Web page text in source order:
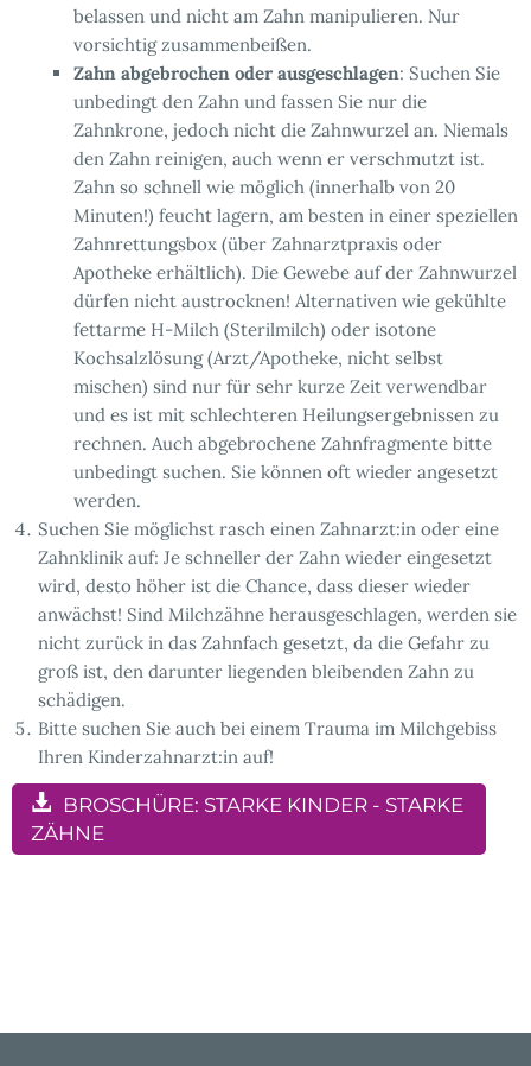
belassen und nicht am Zahn manipulieren. Nur
vorsichtig zusammenbeißen.
Zahn abgebrochen oder ausgeschlagen: Suchen Sie
unbedingt den Zahn und fassen Sie nur die
Zahnkrone, jedoch nicht die Zahnwurzel an. Niemals
den Zahn reinigen, auch wenn er verschmutzt ist.
Zahn so schnell wie möglich (innerhalb von 20
Minuten!) feucht lagern, am besten in einer speziellen
Zahnrettungsbox (über Zahnarztpraxis oder
Apotheke erhältlich). Die Gewebe auf der Zahnwurzel
dürfen nicht austrocknen! Alternativen wie gekühlte
fettarme H-Milch (Sterilmilch) oder isotone
Kochsalzlösung (Arzt/Apotheke, nicht selbst
mischen) sind nur für sehr kurze Zeit verwendbar
und es ist mit schlechteren Heilungsergebnissen zu
rechnen. Auch abgebrochene Zahnfragmente bitte
unbedingt suchen. Sie können oft wieder angesetzt
werden.
Suchen Sie möglichst rasch einen Zahnarzt:in oder eine
Zahnklinik auf: Je schneller der Zahn wieder eingesetzt
wird, desto höher ist die Chance, dass dieser wieder
anwächst! Sind Milchzähne herausgeschlagen, werden sie
nicht zurück in das Zahnfach gesetzt, da die Gefahr zu
groß ist, den darunter liegenden bleibenden Zahn zu
schädigen.
Bitte suchen Sie auch bei einem Trauma im Milchgebiss
Ihren Kinderzahnarzt:in auf!
BROSCHÜRE: STARKE KINDER - STARKE
ZÄHNE